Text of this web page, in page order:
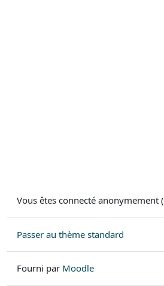
Vous êtes connecté anonymement (
Passer au thème standard
Fourni par Moodle